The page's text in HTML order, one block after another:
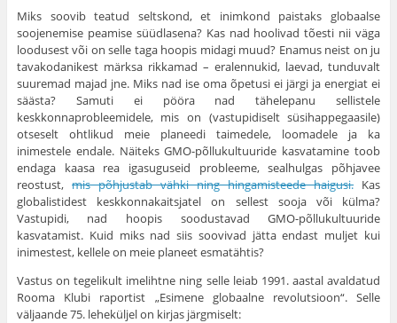
Miks soovib teatud seltskond, et inimkond paistaks globaalse
soojenemise peamise süüdlasena? Kas nad hoolivad tõesti nii väga
loodusest või on selle taga hoopis midagi muud? Enamus neist on ju
tavakodanikest märksa rikkamad – eralennukid, laevad, tunduvalt
suuremad majad jne. Miks nad ise oma õpetusi ei järgi ja energiat ei
säästa? Samuti ei pööra nad tähelepanu sellistele
keskkonnaprobleemidele, mis on (vastupidiselt süsihappegaasile)
otseselt ohtlikud meie planeedi taimedele, loomadele ja ka
inimestele endale. Näiteks GMO-põllukultuuride kasvatamine toob
endaga kaasa rea igasuguseid probleeme, sealhulgas põhjavee
reostust, mis põhjustab vähki ning hingamisteede haigusi. Kas
globalistidest keskkonnakaitsjatel on sellest sooja või külma?
Vastupidi, nad hoopis soodustavad GMO-põllukultuuride
kasvatamist. Kuid miks nad siis soovivad jätta endast muljet kui
inimestest, kellele on meie planeet esmatähtis?
Vastus on tegelikult imelihtne ning selle leiab 1991. aastal avaldatud
Rooma Klubi raportist „Esimene globaalne revolutsioon“. Selle
väljaande 75. leheküljel on kirjas järgmiselt: